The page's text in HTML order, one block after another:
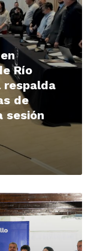
Río
respalda
de
sesión